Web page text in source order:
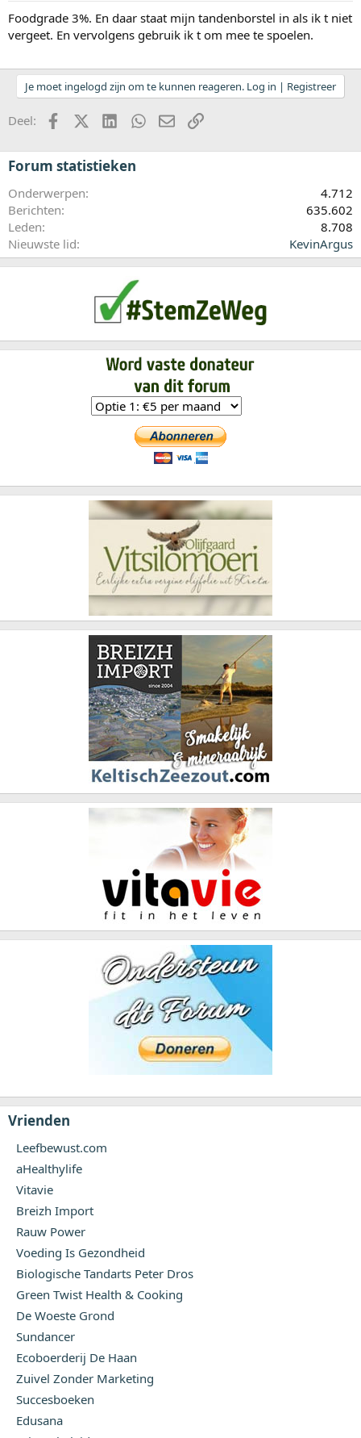
Foodgrade 3%. En daar staat mijn tandenborstel in als ik t niet
vergeet. En vervolgens gebruik ik t om mee te spoelen.
Je moet ingelogd zijn om te kunnen reageren. Log in | Registreer
Deel: FacebookX (Twitter)LinkedInWhatsApp
E-mailkoppeling
Forum statistieken
Onderwerpen
4.712
Berichten
635.602
Leden
8.708
Nieuwste lid
KevinArgus
Vrienden
Leefbewust.com
aHealthylife
Vitavie
Breizh Import
Rauw Power
Voeding Is Gezondheid
Biologische Tandarts Peter Dros
Green Twist Health & Cooking
De Woeste Grond
Sundancer
Ecoboerderij De Haan
Zuivel Zonder Marketing
Succesboeken
Edusana